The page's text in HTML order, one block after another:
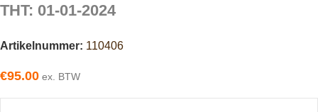
THT: 01-01-2024
Artikelnummer: 110406
€95.00 ex. BTW